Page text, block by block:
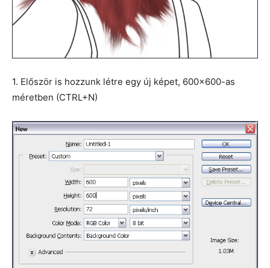
1. Először is hozzunk létre egy új képet, 600×600-as
méretben (CTRL+N)